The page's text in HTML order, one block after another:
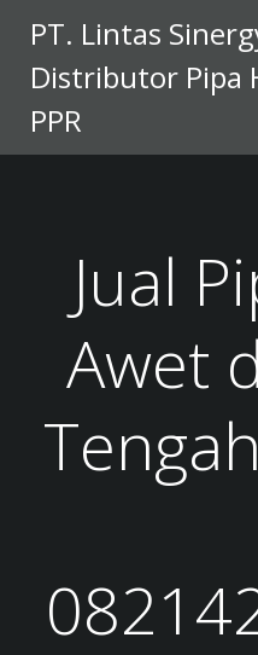
PT. Lintas
Distributor Pipa
PPR
Jual
Awet